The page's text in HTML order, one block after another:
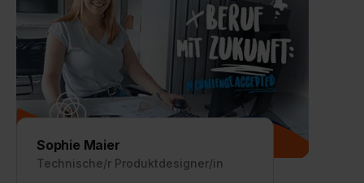
Sophie Maier
Technische/r Produktdesigner/in